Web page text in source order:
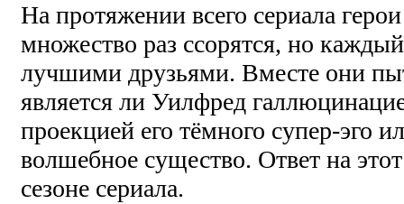
На протяжении всего сериала
множество раз ссорятся, но
лучшими друзьями. Вместе они
является ли Уилфред
проекцией его тёмного супер-эго
волшебное существо. Ответ на
сезоне сериала.